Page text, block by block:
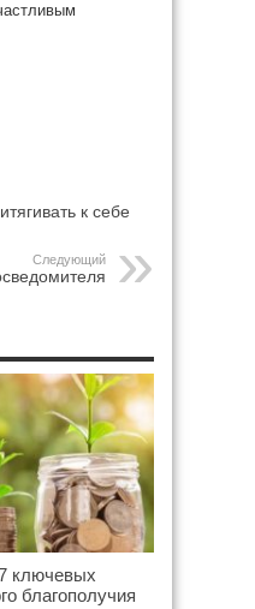
к себе
Следующий
ключевых
благополучия